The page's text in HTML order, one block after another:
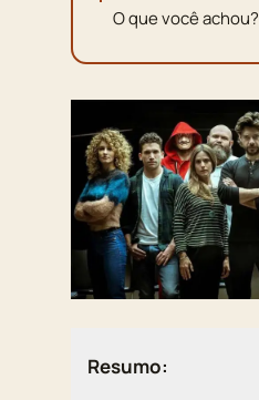
O que você achou?
Resumo: